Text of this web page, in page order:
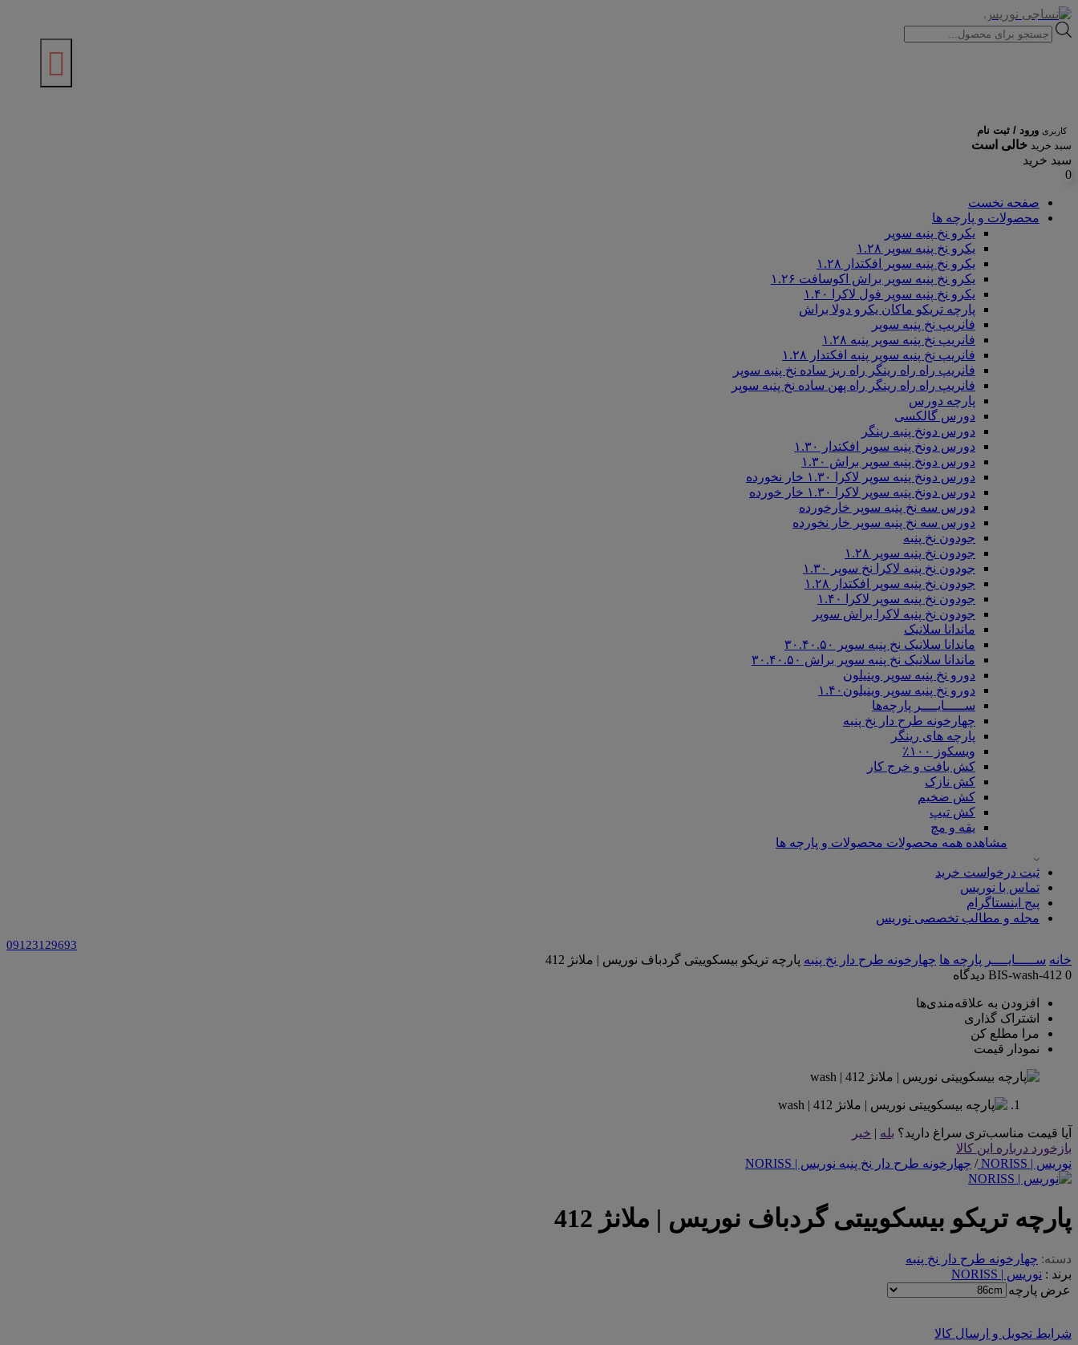
Products
search
کاربری ورود / ثبت نام
سبد خرید خالی است
سبد خرید
0
صفحه نخست
محصولات و پارچه ها
یکرو نخ پنبه سوپر
یکرو نخ پنبه سوپر ۱.۲۸
یکرو نخ پنبه سوپر افکتدار ۱.۲۸
یکرو نخ پنبه سوپر براش اکوسافت ۱.۲۶
یکرو نخ پنبه سوپر فول لاکرا ۱.۴۰
پارچه تریکو ماکان یکرو دولا براش
فانریپ نخ پنبه سوپر
فانریپ نخ پنبه سوپر پنبه ۱.۲۸
فانریپ نخ پنبه سوپر پنبه افکتدار ۱.۲۸
فانریپ راه راه رینگر راه ریز ساده نخ پنبه سوپر
فانریپ راه راه رینگر راه پهن ساده نخ پنبه سوپر
پارچه دورس
دورس گالکسی
دورس دونخ پنبه رینگر
دورس دونخ پنبه سوپر افکتدار ۱.۳۰
دورس دونخ پنبه سوپر براش ۱.۳۰
دورس دونخ پنبه سوپر لاکرا ۱.۳۰ خار نخورده
دورس دونخ پنبه سوپر لاکرا ۱.۳۰ خار خورده
دورس سه نخ پنبه سوپر خارخورده
دورس سه نخ پنبه سوپر خار نخورده
جودون نخ پنبه
جودون نخ پنبه سوپر ۱.۲۸
جودون نخ پنبه لاکرا نخ سوپر ۱.۳۰
جودون نخ پنبه سوپر افکتدار ۱.۲۸
جودون نخ پنبه سوپر لاکرا ۱.۴۰
جودون نخ پنبه لاکرا براش سوپر
ماندانا سلانیک
ماندانا سلانیک نخ پنبه سوپر ۳۰.۴۰.۵۰
ماندانا سلانیک نخ پنبه سوپر براش ۳۰.۴۰.۵۰
دورو نخ پنبه سوپر وینیلون
دورو نخ پنبه سوپر وینیلون۱.۴۰
ســـــایــــر پارچه‌ها
چهارخونه طرح دار نخ پنبه
پارچه های رینگر
ویسکوز ۱۰۰٪
کش بافت و خرج کار
کش نازک
کش ضخیم
کش تیپ
یقه و مچ
مشاهده همه محصولات محصولات و پارچه ها
ثبت درخواست خرید
تماس با نوریس
پیج اینستاگرام
مجله و مطالب تخصصی نوریس
09123129693
خانه ســـــایــــر پارچه‌ ها چهارخونه طرح دار نخ پنبه پارچه تریکو بیسکوییتی گردباف نوریس | ملانژ 412
BIS-wash-412 0 دیدگاه
افزودن به علاقه‌مندی‌ها
اشتراک گذاری
مرا مطلع کن
نمودار قیمت
آیا قیمت مناسب‌تری سراغ دارید؟ بله | خیر
بازخورد درباره این کالا
نوریس | NORISS
/ چهارخونه طرح دار نخ پنبه نوریس | NORISS
پارچه تریکو بیسکوییتی گردباف نوریس | ملانژ 412
دسته: چهارخونه طرح دار نخ پنبه
برند : نوریس | NORISS
عرض پارچه
شرایط تحویل و ارسال کالا